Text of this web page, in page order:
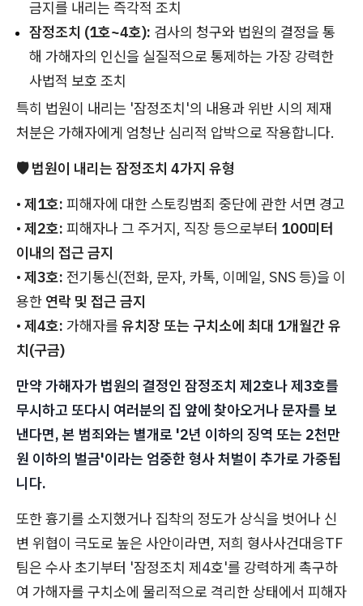
금지를 내리는 즉각적 조치
잠정조치 (1호~4호): 검사의 청구와 법원의 결정을 통
해 가해자의 인신을 실질적으로 통제하는 가장 강력한
사법적 보호 조치
특히 법원이 내리는 '잠정조치'의 내용과 위반 시의 제재
처분은 가해자에게 엄청난 심리적 압박으로 작용합니다.
🛡️ 법원이 내리는 잠정조치 4가지 유형
• 제1호: 피해자에 대한 스토킹범죄 중단에 관한 서면 경고
• 제2호: 피해자나 그 주거지, 직장 등으로부터 100미터
이내의 접근 금지
• 제3호: 전기통신(전화, 문자, 카톡, 이메일, SNS 등)을 이
용한 연락 및 접근 금지
• 제4호: 가해자를 유치장 또는 구치소에 최대 1개월간 유
치(구금)
만약 가해자가 법원의 결정인 잠정조치 제2호나 제3호를
무시하고 또다시 여러분의 집 앞에 찾아오거나 문자를 보
낸다면, 본 범죄와는 별개로 '2년 이하의 징역 또는 2천만
원 이하의 벌금'이라는 엄중한 형사 처벌이 추가로 가중됩
니다.
또한 흉기를 소지했거나 집착의 정도가 상식을 벗어나 신
변 위협이 극도로 높은 사안이라면, 저희 형사사건대응TF
팀은 수사 초기부터 '잠정조치 제4호'를 강력하게 촉구하
여 가해자를 구치소에 물리적으로 격리한 상태에서 피해자